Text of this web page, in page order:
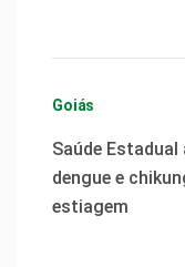
Goiás
Saúde
dengue e
estiagem